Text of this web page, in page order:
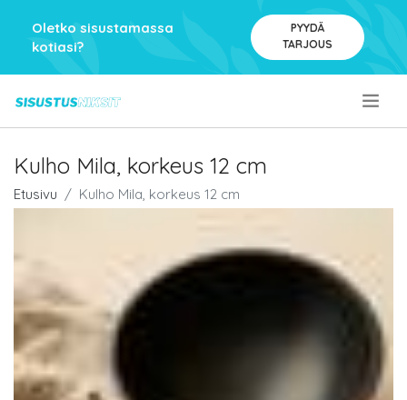
Oletko sisustamassa
kotiasi?
PYYDÄ
TARJOUS
Kulho Mila, korkeus 12 cm
Etusivu Kulho Mila, korkeus 12 cm